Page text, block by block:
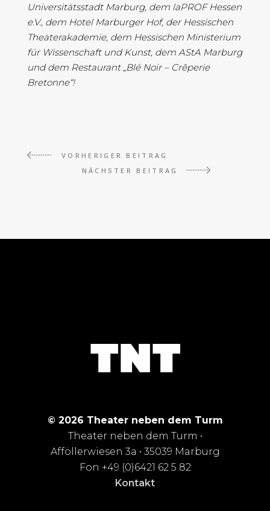
Universitätsstadt Marburg, dem laPROF Hessen
e.V., dem Hotel Marburger Hof, der Hessischen
Theaterakademie, dem Hessischen Ministerium
für Wissenschaft und Kunst, dem AStA Marburg
und dem Restaurant „Blé Noir – Crêperie
Bretonne“!
VORHERIGER BEITRAG
NÄCHSTER BEITRAG
© 2026 Theater neben dem Turm
Theater neben dem Turm •
Afföllerwiesen 3a • 35039 Marburg
Fon +49 (0)6421 62 5 82
Kontakt